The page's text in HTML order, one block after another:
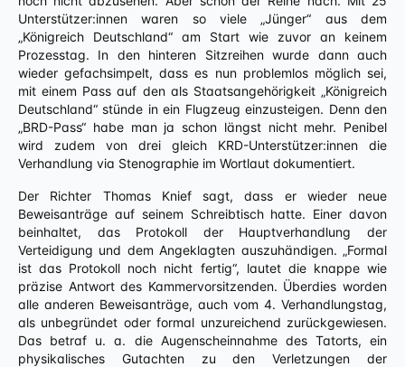
Unterstützer:innen waren so viele „Jünger“ aus dem
„Königreich Deutschland“ am Start wie zuvor an keinem
Prozesstag. In den hinteren Sitzreihen wurde dann auch
wieder gefachsimpelt, dass es nun problemlos möglich sei,
mit einem Pass auf den als Staatsangehörigkeit „Königreich
Deutschland“ stünde in ein Flugzeug einzusteigen. Denn den
„BRD-Pass“ habe man ja schon längst nicht mehr. Penibel
wird zudem von drei gleich KRD-Unterstützer:innen die
Verhandlung via Stenographie im Wortlaut dokumentiert.
Der Richter Thomas Knief sagt, dass er wieder neue
Beweisanträge auf seinem Schreibtisch hatte. Einer davon
beinhaltet, das Protokoll der Hauptverhandlung der
Verteidigung und dem Angeklagten auszuhändigen. „Formal
ist das Protokoll noch nicht fertig“, lautet die knappe wie
präzise Antwort des Kammervorsitzenden. Überdies worden
alle anderen Beweisanträge, auch vom 4. Verhandlungstag,
als unbegründet oder formal unzureichend zurückgewiesen.
Das betraf u. a. die Augenscheinnahme des Tatorts, ein
physikalisches Gutachten zu den Verletzungen der